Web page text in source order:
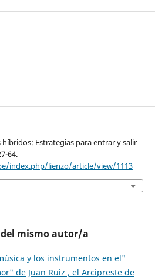
híbridos: Estrategias para entrar y salir
64.
index.php/lienzo/article/view/1113
mismo autor/a
y los instrumentos en el"
de Juan Ruiz , el Arcipreste de